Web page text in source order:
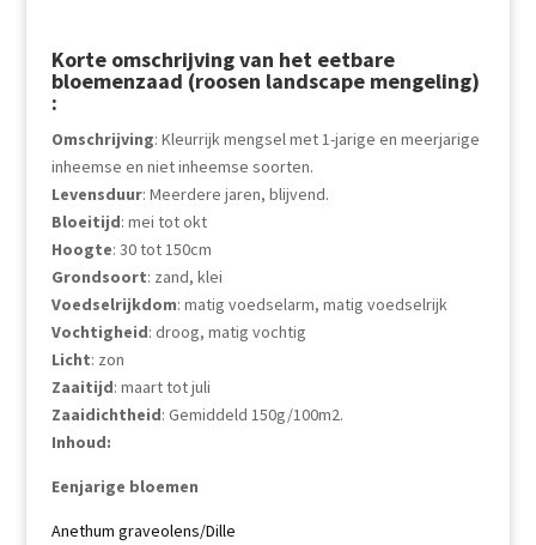
Korte omschrijving van het eetbare
bloemenzaad (roosen landscape mengeling)
:
Omschrijving: Kleurrijk mengsel met 1-jarige en meerjarige
inheemse en niet inheemse soorten.
Levensduur: Meerdere jaren, blijvend.
Bloeitijd: mei tot okt
Hoogte: 30 tot 150cm
Grondsoort: zand, klei
Voedselrijkdom: matig voedselarm, matig voedselrijk
Vochtigheid: droog, matig vochtig
Licht: zon
Zaaitijd: maart tot juli
Zaaidichtheid: Gemiddeld 150g/100m2.
Inhoud:
Eenjarige bloemen
Anethum graveolens/Dille